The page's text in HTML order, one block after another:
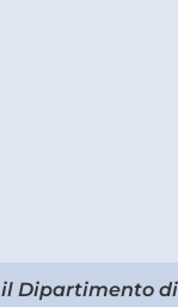
il Dipartimento